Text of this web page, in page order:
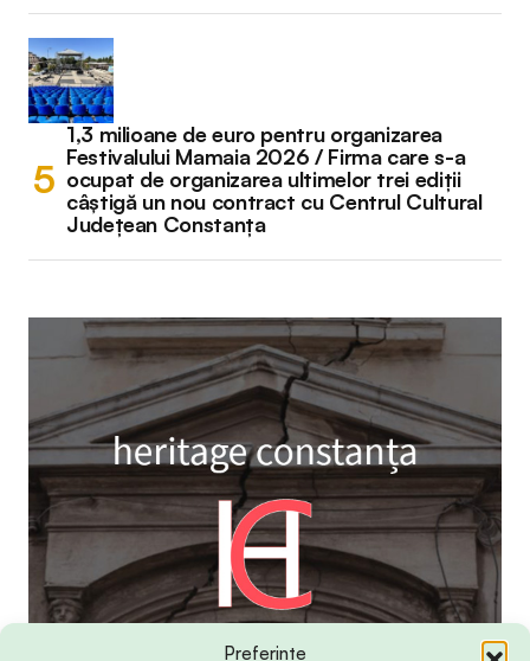
Preferințe
1,3 milioane de euro pentru organizarea
Festivalului Mamaia 2026 / Firma care s-a
ocupat de organizarea ultimelor trei ediții
câștigă un nou contract cu Centrul Cultural
Județean Constanța